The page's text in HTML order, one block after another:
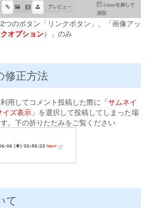
つのボタン「リンクボタン」、「画像アッ
オプション）」のみ
修正方法
用してコメント投稿した際に 「サムネイ
ズ表示」 を選択して投稿してしまった場
。下の折りたたみをご覧ください
て